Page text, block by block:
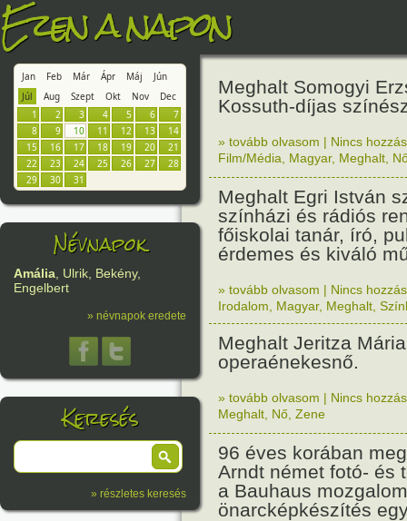
Ezen a napon
Jan Feb Már Ápr Máj
Jún
Júl
Aug Szept Okt Nov
Dec
1
2 3 4 5 6
7
8
9 10 11 12 13
14
15
16 17 18 19 20
21
22
23 24 25 26 27
28
29
30 31
Névnapok
Amália, Ulrik, Bekény,
Engelbert
» névnapok eredete
Keresés
» részletes keresés
Meghalt Somogyi
Kossuth-díjas
» tovább olvasom | Nincs
Film/Média
Magyar, Meghalt
Meghalt Egri István
színházi és rádiós
főiskolai tanár, író,
érdemes és kiváló
» tovább olvasom | Nincs
Irodalom
Magyar, Meghalt
Meghalt Jeritza
operaénekesnő.
» tovább olvasom | Nincs
Meghalt Nő Zene
96 éves korában
Arndt német fotó- és
a Bauhaus
önarcképkészítés